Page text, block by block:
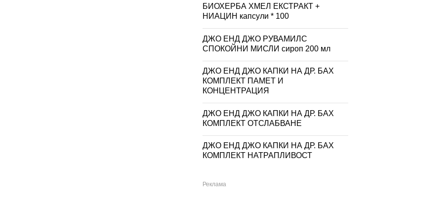
БИОХЕРБА ХМЕЛ ЕКСТРАКТ +
НИАЦИН капсули * 100
ДЖО ЕНД ДЖО РУВАМИЛС
СПОКОЙНИ МИСЛИ сироп 200 мл
ДЖО ЕНД ДЖО КАПКИ НА ДР. БАХ
КОМПЛЕКТ ПАМЕТ И
КОНЦЕНТРАЦИЯ
ДЖО ЕНД ДЖО КАПКИ НА ДР. БАХ
КОМПЛЕКТ ОТСЛАБВАНЕ
ДЖО ЕНД ДЖО КАПКИ НА ДР. БАХ
КОМПЛЕКТ НАТРАПЛИВОСТ